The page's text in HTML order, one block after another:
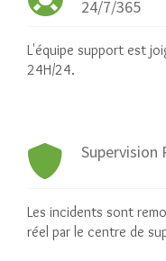
24/7/365
L'équipe support est
24H/24.
Supervision
Les incidents sont
réel par le centre de